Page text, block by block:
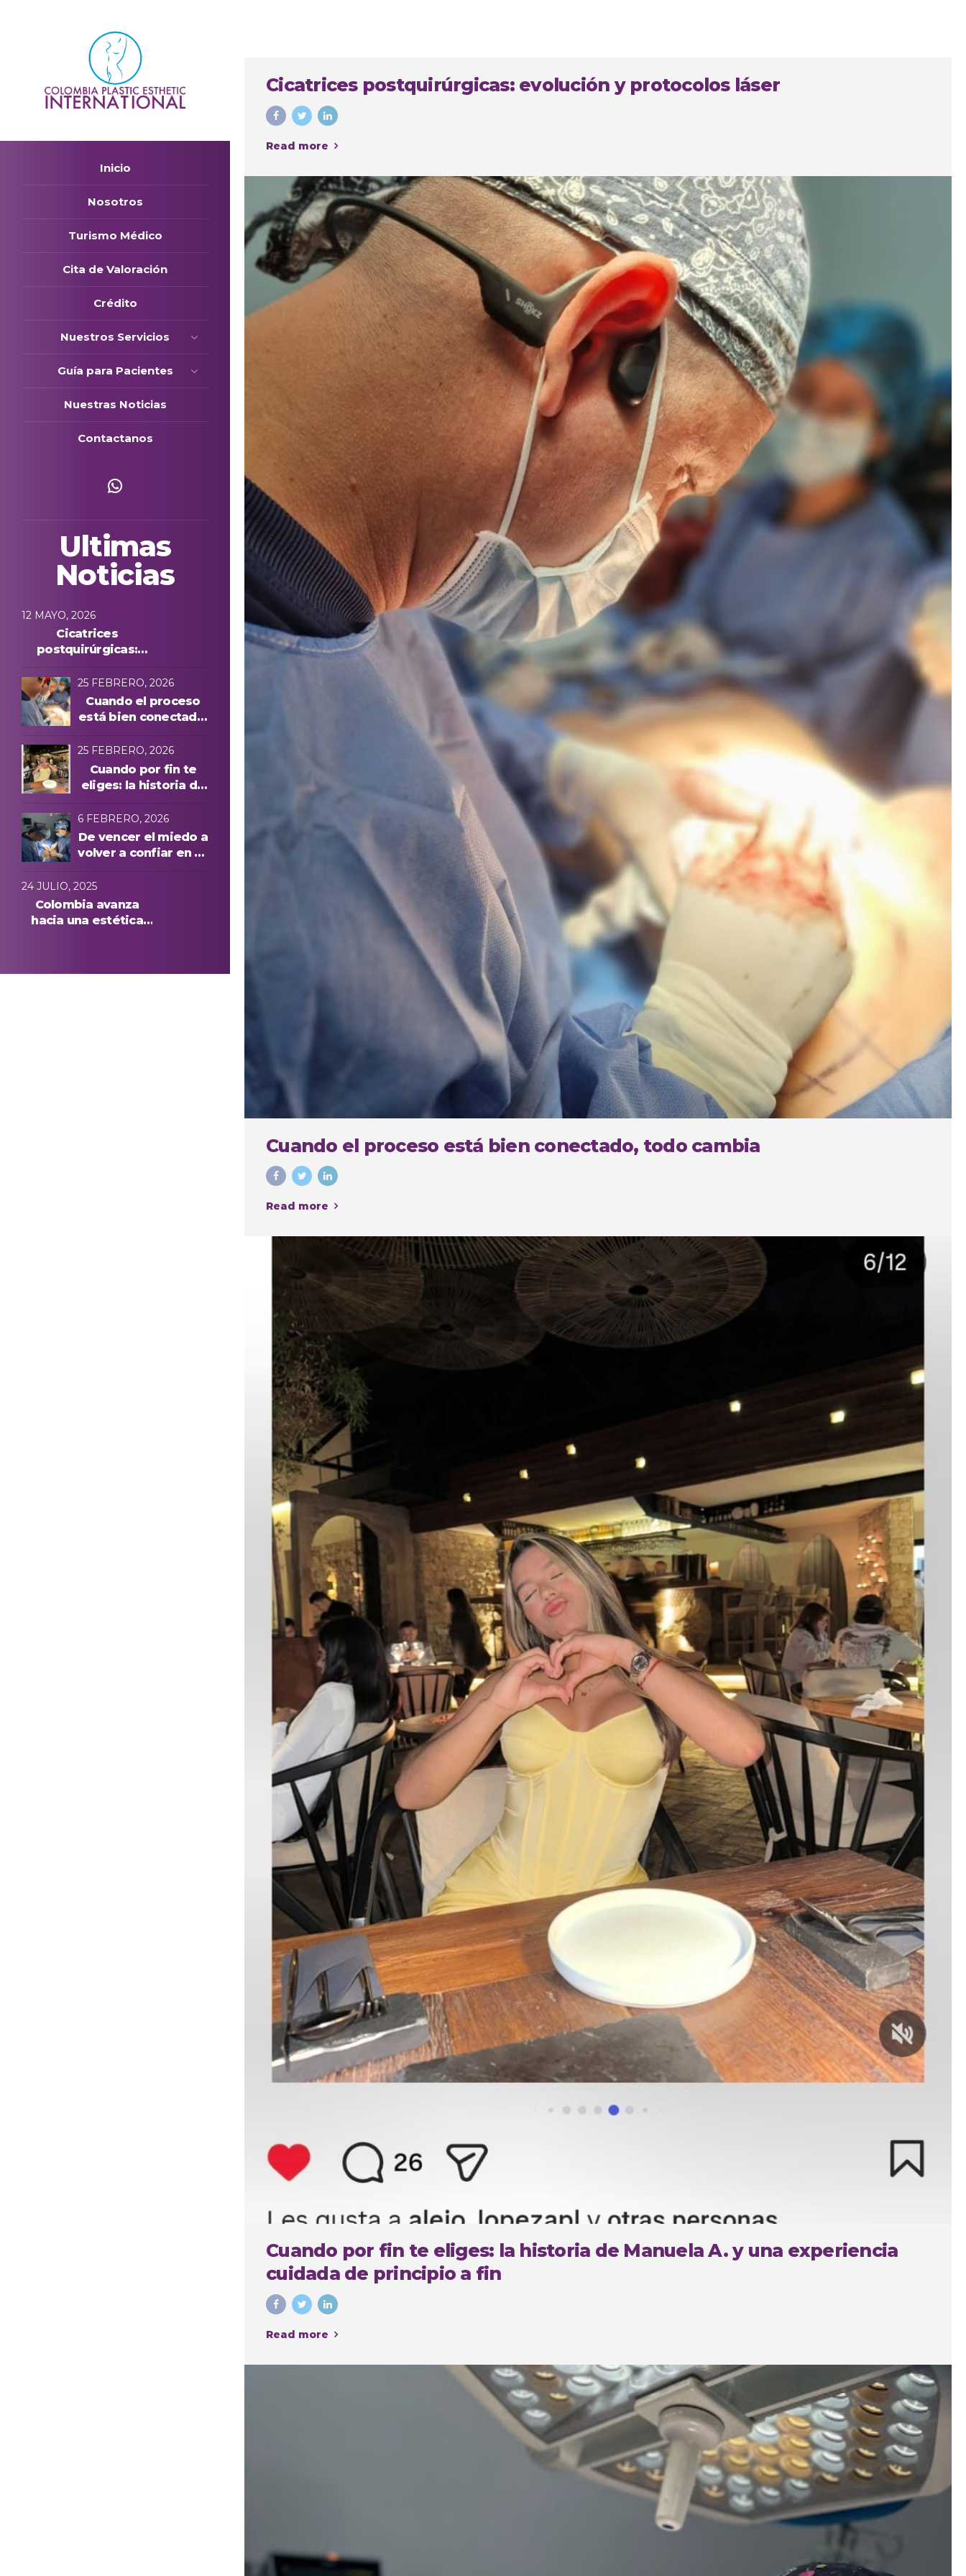
Ultimas
Noticias
12 MAYO, 2026
Cicatrices
postquirúrgicas:
protocolos láser
25 FEBRERO, 2026
Cuando el proceso
está bien conectado,
25 FEBRERO, 2026
Cuando por fin te
eliges: la historia de
experiencia cuidada
de principio a fin
6 FEBRERO, 2026
De vencer el miedo a
volver a confiar en su
internacional en
Medellín
24 JULIO, 2025
Colombia avanza
hacia una estética
Inicio
Nosotros
Turismo Médico
Cita de Valoración
Crédito
Nuestros Servicios
Guía para Pacientes
Nuestras Noticias
Contactanos
Cicatrices postquirúrgicas: evolución y protocolos láser
Read more
Cuando el proceso está bien conectado, todo cambia
Read more
Cuando por fin te eliges: la historia de Manuela A. y una experiencia
cuidada de principio a fin
Read more